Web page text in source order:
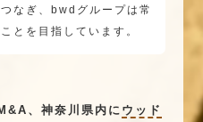
なぎ、bwdグループは常
とを目指しています。
、神奈川県内に ウッド